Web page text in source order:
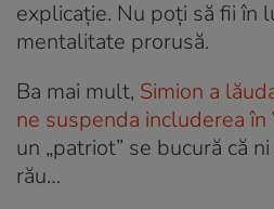
explicație. Nu poți să fii în
mentalitate prorusă.
Ba mai mult, Simion a
ne suspenda includerea
un „patriot” se bucură că
rău…